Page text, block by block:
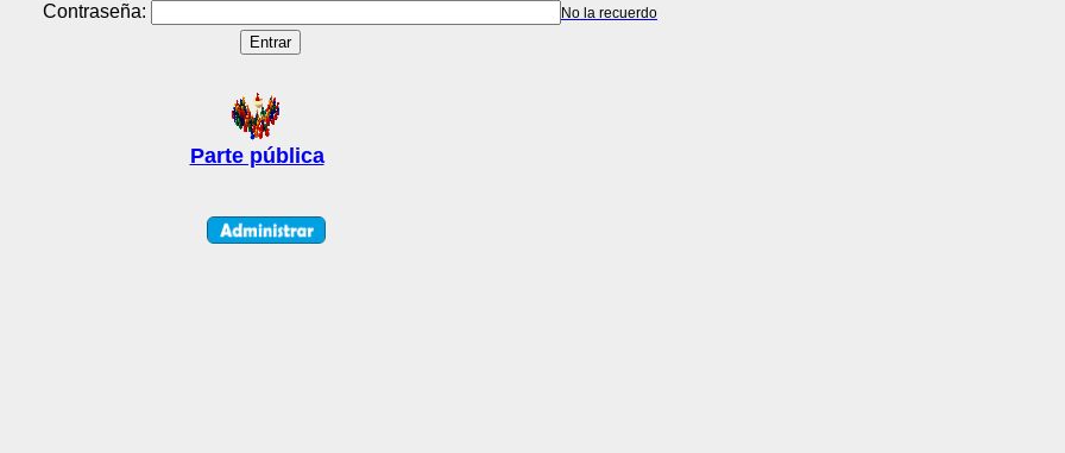
Contraseña:
No la recuerdo
Parte pública